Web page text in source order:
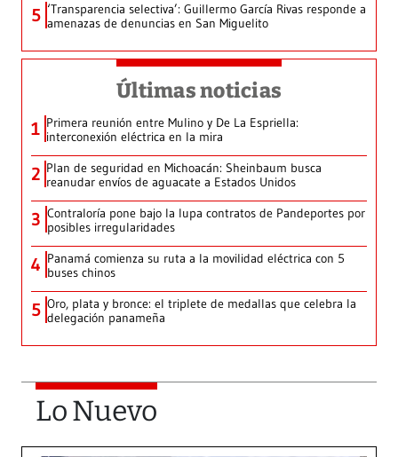
5 ‘Transparencia selectiva’: Guillermo García Rivas responde a
amenazas de denuncias en San Miguelito
Últimas noticias
1 Primera reunión entre Mulino y De La Espriella:
interconexión eléctrica en la mira
2 Plan de seguridad en Michoacán: Sheinbaum busca
reanudar envíos de aguacate a Estados Unidos
3 Contraloría pone bajo la lupa contratos de Pandeportes por
posibles irregularidades
4 Panamá comienza su ruta a la movilidad eléctrica con 5
buses chinos
5 Oro, plata y bronce: el triplete de medallas que celebra la
delegación panameña
Lo Nuevo